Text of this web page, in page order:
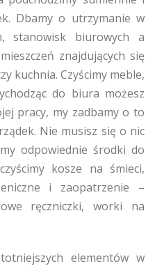
Dbamy o utrzymanie w
stanowisk biurowych a
znajdujących się
kuchnia. Czyścimy meble,
do biura możesz
pracy, my zadbamy o to
Nie musisz się o nic
odpowiednie środki do
kosze na śmieci,
i zaopatrzenie –
ręczniczki, worki na
elementów w